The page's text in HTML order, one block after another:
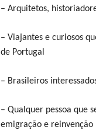
– Arquitetos,
– Viajantes e curiosos
de Portugal
– Brasileiros
– Qualquer pessoa que
emigração e reinvenção